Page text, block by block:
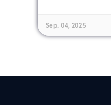
Sep. 04, 2025